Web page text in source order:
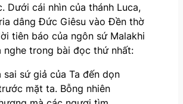
Dưới cái nhìn của thánh Luca,
dâng Đức Giêsu vào Đền thờ
tiên báo của ngôn sứ Malakhi
nghe trong bài đọc thứ nhất:
sai sứ giả của Ta đến dọn
mặt ta. Bỗng nhiên